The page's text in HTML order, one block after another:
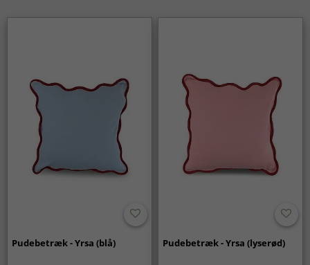
Pudebetræk - Yrsa (blå) Pudebetræk - Yrsa (lyserød)